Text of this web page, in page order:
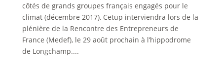
côtés de grands groupes français engagés pour le
climat (décembre 2017), Cetup interviendra lors de la
plénière de la Rencontre des Entrepreneurs de
France (Medef), le 29 août prochain à l’hippodrome
de Longchamp....